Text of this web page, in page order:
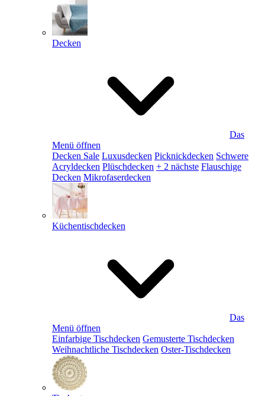
Decken
Das
Menü öffnen
Decken Sale Luxusdecken Picknickdecken Schwere
Acryldecken Plüschdecken + 2 nächste Flauschige
Decken Mikrofaserdecken
Küchentischdecken
Das
Menü öffnen
Einfarbige Tischdecken Gemusterte Tischdecken
Weihnachtliche Tischdecken Oster-Tischdecken